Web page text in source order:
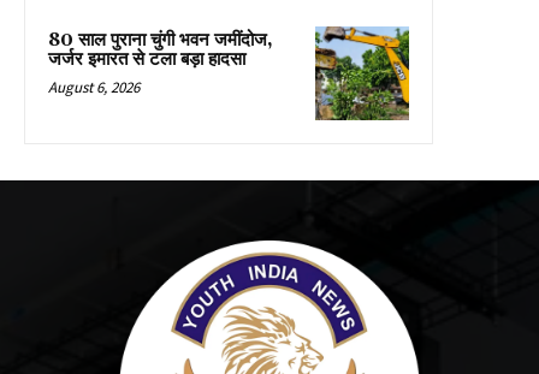
80 साल पुराना चुंगी भवन जमींदोज,
जर्जर इमारत से टला बड़ा हादसा
August 6, 2026